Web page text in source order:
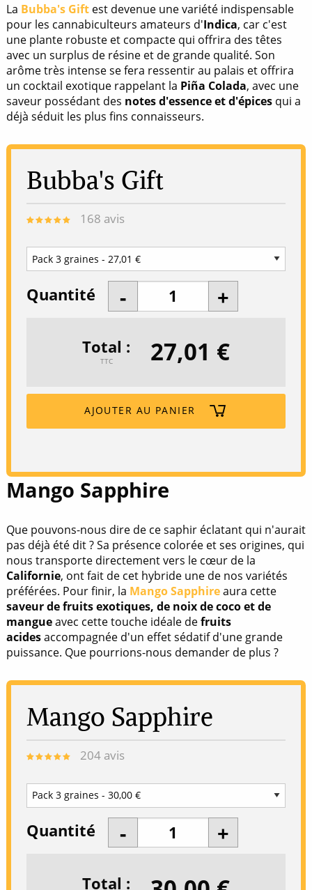
La Bubba's Giftest devenue une variété indispensable
pour les cannabiculteurs amateurs d'Indica, car c'est
une plante robuste et compacte qui offrira des têtes
avec un surplus de résine et de grande qualité. Son
arôme très intense se fera ressentir au palais et offrira
un cocktail exotique rappelant la Piña Colada, avec une
saveur possédant des notes d'essence et d'épicesqui a
déjà séduit les plus fins connaisseurs.
Bubba's Gift
168 avis
Quantité
Total
TTC 27,01 €
AJOUTER AU PANIER
Mango Sapphire
Que pouvons-nous dire de ce saphir éclatant qui n'aurait
pas déjà été dit ? Sa présence colorée et ses origines, qui
nous transporte directement vers le cœur de la
Californie, ont fait de cet hybride une de nos variétés
préférées. Pour finir, la Mango Sapphireaura cette
saveur de fruits exotiques, de noix de coco et de
mangueavec cette touche idéale defruits
acidesaccompagnée d'un effet sédatif d'une grande
puissance. Que pourrions-nous demander de plus ?
Mango Sapphire
204avis
Quantité
Total